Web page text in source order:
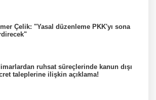
Çelik: "Yasal düzenleme PKK'yı sona
ruhsat süreçlerinde kanun dışı
taleplerine ilişkin açıklama!